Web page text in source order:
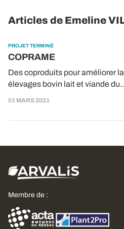
Articles de Emeline
PROJET TERMINÉ
COPRAME
Des coproduits pour améliorer
élevages bovin lait et viande
01 MARS 2021
Membre de :